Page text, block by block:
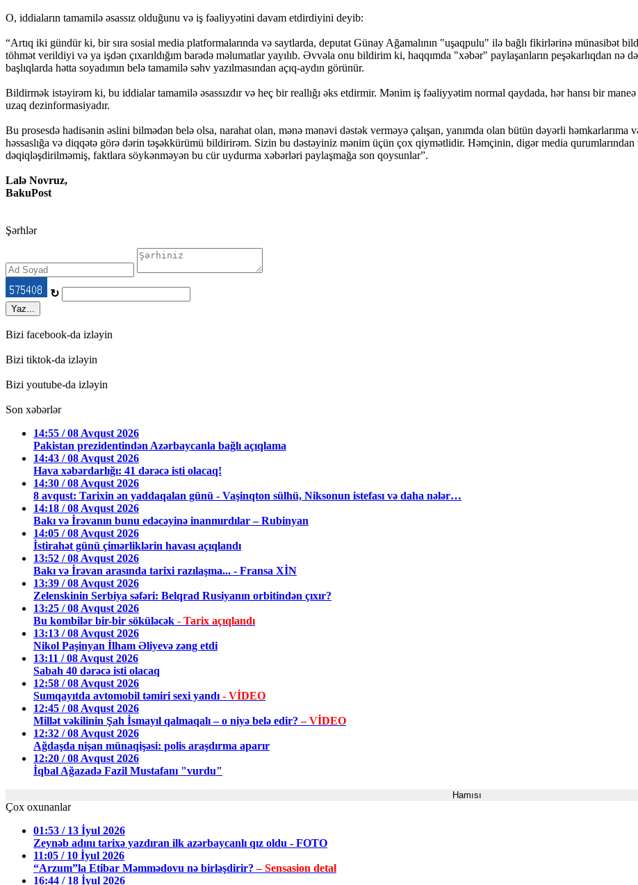
O, iddiaların tamamilə əsassız olduğunu və iş fəaliyyətini davam etdirdiyini deyib:
“Artıq iki gündür ki, bir sıra sosial media platformalarında və saytlarda, deputat Günay Ağamalının "uşaqpulu" ilə bağlı fikirlərinə münasibət
töhmət verildiyi və ya işdən çıxarıldığım barədə məlumatlar yayılıb. Əvvəla onu bildirim ki, haqqımda "xəbər" paylaşanların peşəkarlıqdan nə
başlıqlarda hətta soyadımın belə tamamilə səhv yazılmasından açıq-aydın görünür.
Bildirmək istəyirəm ki, bu iddialar tamamilə əsassızdır və heç bir reallığı əks etdirmir. Mənim iş fəaliyyətim normal qaydada, hər hansı bir
uzaq dezinformasiyadır.
Bu prosesdə hadisənin əslini bilmədən belə olsa, narahat olan, mənə mənəvi dəstək verməyə çalışan, yanımda olan bütün dəyərli həmkarlarıma
həssaslığa və diqqətə görə dərin təşəkkürümü bildirirəm. Sizin bu dəstəyiniz mənim üçün çox qiymətlidir. Həmçinin, digər media
dəqiqləşdirilməmiş, faktlara söykənməyən bu cür uydurma xəbərləri paylaşmağa son qoysunlar”.
Lalə Novruz,
BakuPost
Şərhlər
↻
Yaz...
Bizi facebook-da izləyin
Bizi tiktok-da izləyin
Bizi youtube-da izləyin
Son xəbərlər
14:55 / 08 Avqust 2026
Pakistan prezidentindən Azərbaycanla bağlı açıqlama
14:43 / 08 Avqust 2026
Hava xəbərdarlığı: 41 dərəcə isti olacaq!
14:30 / 08 Avqust 2026
8 avqust: Tarixin ən yaddaqalan günü - Vaşinqton sülhü, Niksonun istefası və daha nələr…
14:18 / 08 Avqust 2026
Bakı və İrəvanın bunu edəcəyinə inanmırdılar – Rubinyan
14:05 / 08 Avqust 2026
İstirahət günü çimərliklərin havası açıqlandı
13:52 / 08 Avqust 2026
Bakı və İrəvan arasında tarixi razılaşma... - Fransa XİN
13:39 / 08 Avqust 2026
Zelenskinin Serbiya səfəri: Belqrad Rusiyanın orbitindən çıxır?
13:25 / 08 Avqust 2026
Bu kombilər bir-bir söküləcək - Tarix açıqlandı
13:13 / 08 Avqust 2026
Nikol Paşinyan İlham Əliyevə zəng etdi
13:11 / 08 Avqust 2026
Sabah 40 dərəcə isti olacaq
12:58 / 08 Avqust 2026
Sumqayıtda avtomobil təmiri sexi yandı - VİDEO
12:45 / 08 Avqust 2026
Millət vəkilinin Şah İsmayıl qalmaqalı – o niyə belə edir?– VİDEO
12:32 / 08 Avqust 2026
Ağdaşda nişan münaqişəsi: polis araşdırma aparır
12:20 / 08 Avqust 2026
İqbal Ağazadə Fazil Mustafanı "vurdu"
Hamısı
Çox oxunanlar
01:53 / 13 İyul 2026
Zeynəb adını tarixə yazdıran ilk azərbaycanlı qız oldu - FOTO
11:05 / 10 İyul 2026
“Arzum”la Etibar Məmmədovu nə birləşdirir?– Sensasion detal
16:44 / 18 İyul 2026